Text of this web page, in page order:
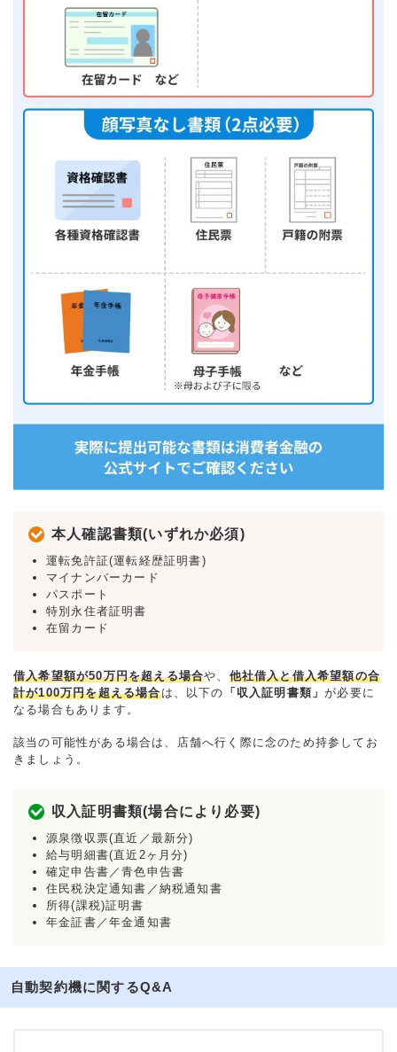
本人確認書類(いずれか必須)
運転免許証(運転経歴証明書)
マイナンバーカード
パスポート
特別永住者証明書
在留カード
借入希望額が50万円を超える場合や、 他社借入と借入希望額の合
計が100万円を超える場合は、以下の 「収入証明書類」が必要に
なる場合もあります。
該当の可能性がある場合は、店舗へ行く際に念のため持参してお
きましょう。
収入証明書類(場合により必要)
源泉徴収票(直近／最新分)
給与明細書(直近2ヶ月分)
確定申告書／青色申告書
住民税決定通知書／納税通知書
所得(課税)証明書
年金証書／年金通知書
自動契約機に関するQ&A